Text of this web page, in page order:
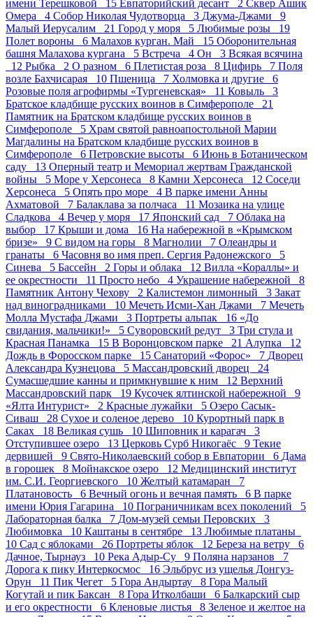
имени Терешковой 15 Евпаторийский десант 2 Сквер Ашик
Омера 4 Собор Николая Чудотворца 3 Джума-Джами 9
Малый Иерусалим 21 Город у моря 5 Любимые розы 19
Полет вороны 6 Малахов курган. Май 15 Оборонительная
башня Малахова кургана 5 Встреча 4 Он 3 Всякая всячина
12 Рыбка 2 О разном 6 Плетистая роза 8 Цифирь 7 Поля
возле Бахчисарая 10 Пшеница 7 Холмовка и другие 6
Розовые поля агрофирмы «Тургеневская» 11 Ковыль 3
Братское кладбище русских воинов в Симферополе 21
Памятник на Братском кладбище русских воинов в
Симферополе 5 Храм святой равноапостольной Марии
Магдалины на Братском кладбище русских воинов в
Симферополе 6 Петровские высоты 6 Июнь в Ботаническом
саду 13 Оперный театр и Мемориал жертвам Гражданской
войны 5 Море у Херсонеса 8 Камни Херсонеса 12 Соседи
Херсонеса 5 Опять про море 4 В парке имени Анны
Ахматовой 7 Балаклава за полчаса 11 Мозаика на улице
Сладкова 4 Вечер у моря 17 Японский сад 7 Облака на
выбор 17 Крыши и дома 16 На набережной в «Крымском
бризе» 9 С видом на горы 8 Магнолии 7 Олеандры и
гранаты 6 Часовня во имя преп. Сергия Радонежского 5
Синева 5 Бассейн 2 Горы и облака 12 Вилла «Кораллы» и
ее окрестности 11 Просто небо 4 Украшение набережной 8
Памятник Антону Чехову 2 Калистемон лимонный 3 Закат
над виноградниками 10 Мечеть Исми-Хан Джами 7 Мечеть
Молла Мустафа Джами 3 Портреты альпак 16 «До
свидания, мальчики!» 5 Суворовский редут 3 Три стула и
Красная Панамка 15 В Воронцовском парке 21 Алупка 12
Дождь в Форосском парке 15 Санаторий «Форос» 7 Дворец
Александра Кузнецова 5 Массандровский дворец 24
Сумасшедшие канны и примкнувшие к ним 12 Верхний
Массандровский парк 19 Кусочек ялтинской набережной 9
«Ялта Интурист» 2 Красные лужайки 5 Озеро Сасык-
Сиваш 28 Сухое и соленое дерево 10 Курортный парк в
Саках 18 Великая сушь 10 Шиповник и карагач 3
Отступившее озеро 13 Церковь Сурб Никогаёс 9 Текие
дервишей 9 Свято-Николаевский собор в Евпатории 6 Дама
в горошек 8 Мойнакское озеро 12 Медицинский институт
им. С.И. Георгиевского 10 Желтый катамаран 7
Платановость 6 Вечный огонь и вечная память 6 В парке
имени Юрия Гагарина 10 Пограничникам всех поколений 5
Лабораторная балка 7 Дом-музей семьи Перовских 3
Любимовка 10 Каштаны в сентябре 13 Любимые платаны
10 Сад с яблоками 26 Портреты яблок 12 Береза на ветру 6
Дачное, Тырнауз 10 Река Адыр-Су 9 Поляна нарзанов 7
Дорога к пику Интеркосмос 16 Эльбрус из ущелья Донгуз-
Орун 11 Пик Чегет 5 Гора Андыртау 8 Гора Малый
Когутай и пик Баксан 8 Гора Итколбаши 6 Балкарский сыр
и его окрестности 6 Кленовые листья 8 Зеленое и желтое на